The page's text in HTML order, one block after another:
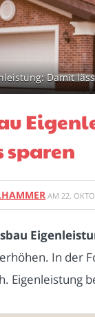
Damit
sparen
AM 22.
In der
Eigenleistung